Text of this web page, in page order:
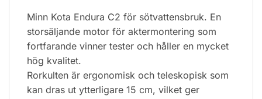
Minn Kota Endura C2 för sötvattensbruk. En
storsäljande motor för aktermontering som
fortfarande vinner tester och håller en mycket
hög kvalitet.
Rorkulten är ergonomisk och teleskopisk som
kan dras ut ytterligare 15 cm, vilket ger